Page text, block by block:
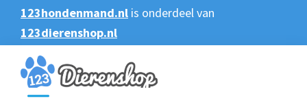
Spring
naar
de
hoofdnavigatie
Door
naar
de
hoofd
inhoud
Spring
naar
de
voettekst
123hondenmand.nl is onderdeel van
123dierenshop.nl
Zoeken
naar: